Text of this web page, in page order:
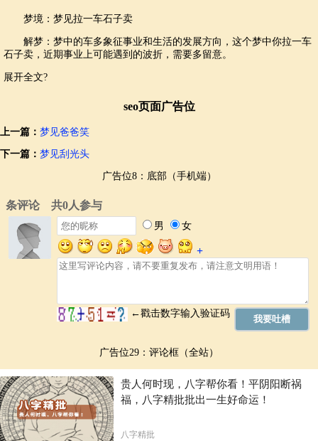
梦境：梦见拉一车石子卖
解梦：梦中的车多象征事业和生活的发展方向，这个梦中你拉一车
石子卖，近期事业上可能遇到的波折，需要多留意。
展开全文?
seo页面广告位
上一篇： 梦见爸爸笑
下一篇： 梦见刮光头
广告位8：底部（手机端）
广告位29：评论框（全站）
贵人何时现，八字帮你看！平阴阳断祸
福，八字精批批出一生好命运！
八字精批